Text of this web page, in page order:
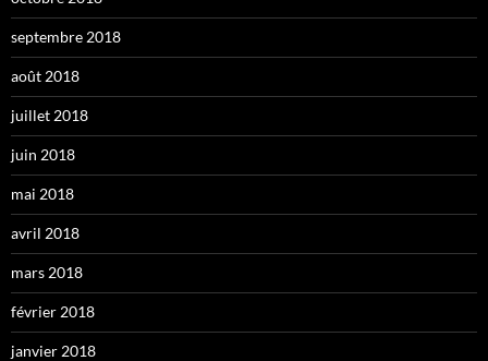
septembre 2018
août 2018
juillet 2018
juin 2018
mai 2018
avril 2018
mars 2018
février 2018
janvier 2018